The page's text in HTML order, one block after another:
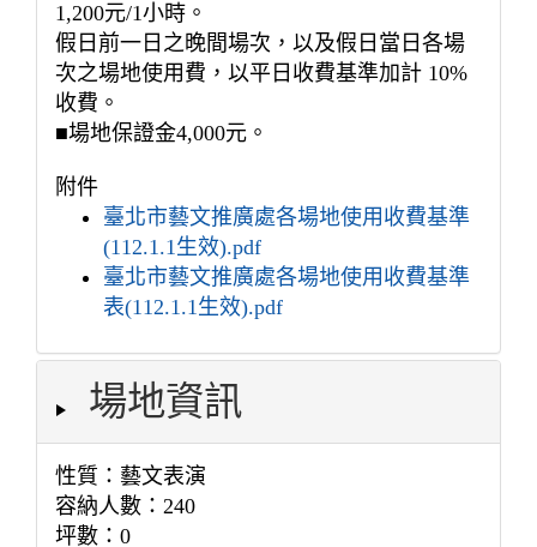
1,200元/1小時。
假日前一日之晚間場次，以及假日當日各場
次之場地使用費，以平日收費基準加計 10%
收費。
■場地保證金4,000元。
附件
臺北市藝文推廣處各場地使用收費基準
(112.1.1生效).pdf
臺北市藝文推廣處各場地使用收費基準
表(112.1.1生效).pdf
場地資訊
性質：藝文表演
容納人數：240
坪數：0